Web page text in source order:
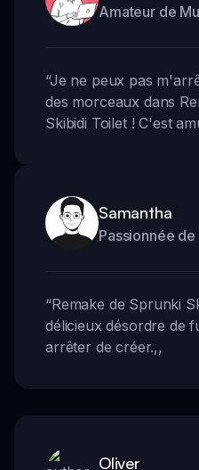
Amateur de
“Je ne peux pas
des morceaux dans
Skibidi Toilet ! C'est
Samantha
Passionnée de
“Remake de Sprunki
délicieux désordre de
arrêter de créer.,,
Oliver